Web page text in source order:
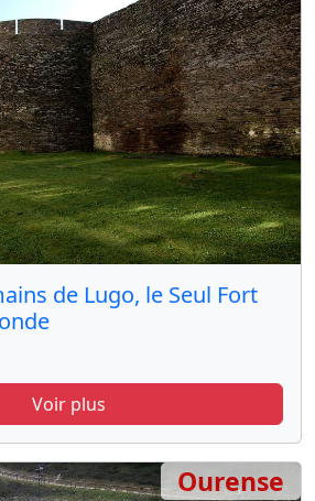
de Lugo, le Seul Fort
Voir plus
Ourense